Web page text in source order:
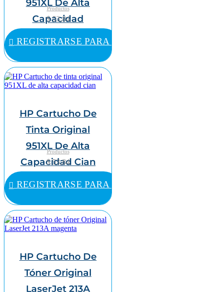
951XL De Alta
Capacidad
Productos
$ 53,84
REGISTRARSE PARA COMPRAR
HP Cartucho De
Tinta Original
951XL De Alta
Capacidad Cian
Productos
$ 53,84
REGISTRARSE PARA COMPRAR
HP Cartucho De
Tóner Original
LaserJet 213A